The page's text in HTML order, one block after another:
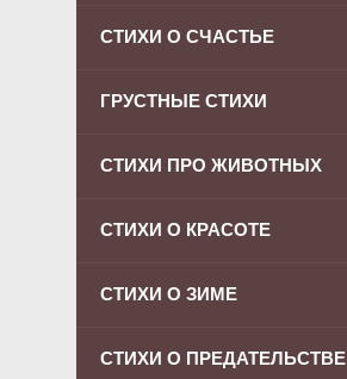
СТИХИ О СЧАСТЬЕ
ГРУСТНЫЕ СТИХИ
СТИХИ ПРО ЖИВОТНЫХ
СТИХИ О КРАСОТЕ
СТИХИ О ЗИМЕ
СТИХИ О ПРЕДАТЕЛЬСТВЕ